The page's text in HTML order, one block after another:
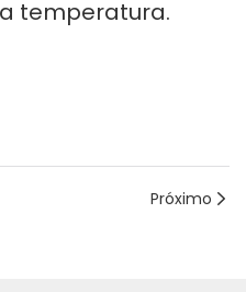
temperatura.
Próximo